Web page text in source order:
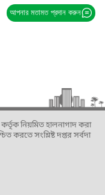
আপনার মতামত প্রদান করুন
নিয়মিত হালনাগাদ করা
করতে সংশ্লিষ্ট দপ্তর সর্বদা